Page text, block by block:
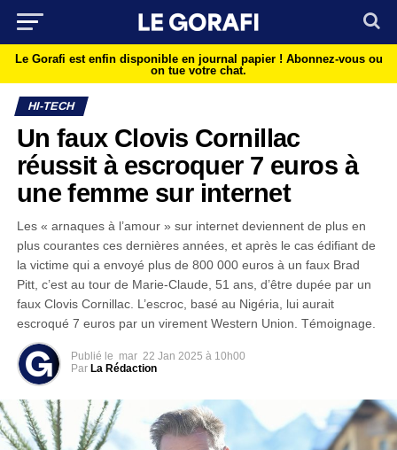
Le Gorafi est enfin disponible en journal papier ! Abonnez-vous ou
on tue votre chat.
HI-TECH
Un faux Clovis Cornillac
réussit à escroquer 7 euros à
une femme sur internet
Les « arnaques à l’amour » sur internet deviennent de plus en
plus courantes ces dernières années, et après le cas édifiant de
la victime qui a envoyé plus de 800 000 euros à un faux Brad
Pitt, c’est au tour de Marie-Claude, 51 ans, d’être dupée par un
faux Clovis Cornillac. L’escroc, basé au Nigéria, lui aurait
escroqué 7 euros par un virement Western Union. Témoignage.
Publié le mar 22 Jan 2025 à 10h00
Par La Rédaction